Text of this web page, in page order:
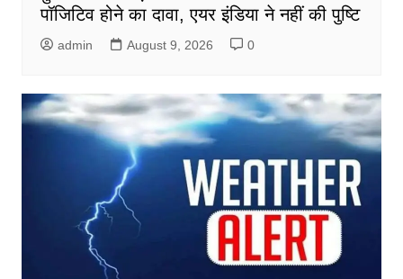
पॉजिटिव होने का दावा, एयर इंडिया ने नहीं की पुष्टि
admin August 9, 2026 0